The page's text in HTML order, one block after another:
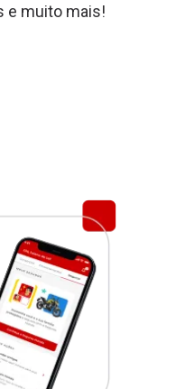
e muito mais!